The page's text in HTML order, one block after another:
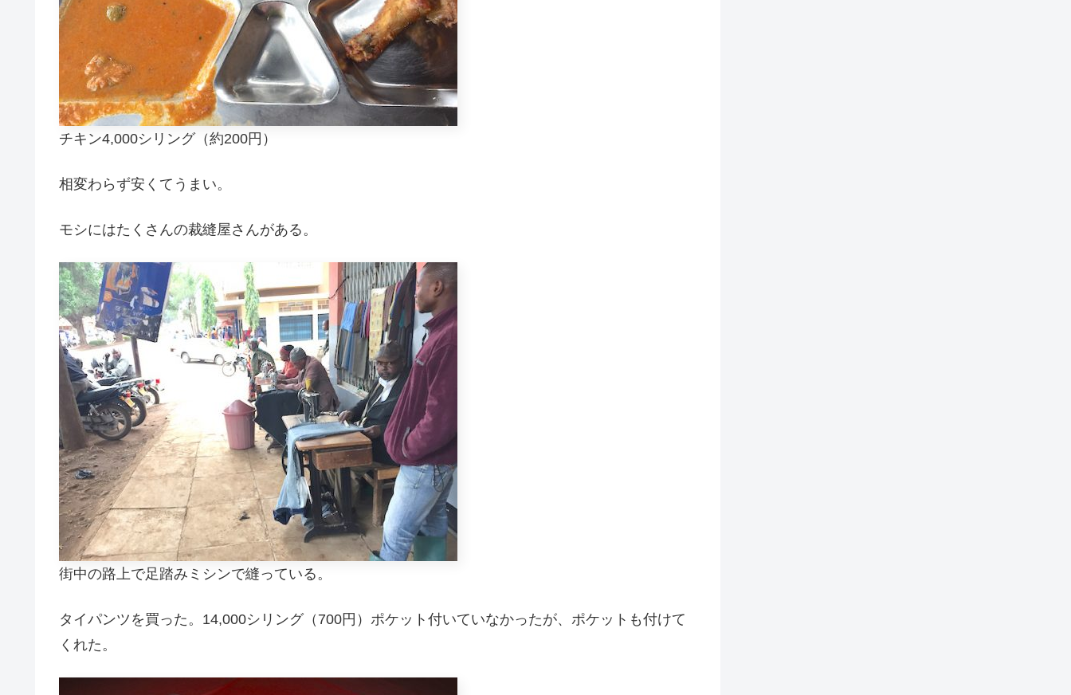
チキン4,000シリング（約200円）
相変わらず安くてうまい。
モシにはたくさんの裁縫屋さんがある。
街中の路上で足踏みミシンで縫っている。
タイパンツを買った。14,000シリング（700円）ポケット付いていなかったが、ポケットも付けて
くれた。